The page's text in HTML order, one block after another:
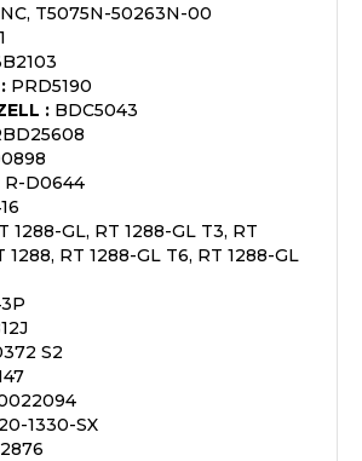
T5075N-50263N-00
: PRD5190
: BDC5043
R-D0644
1288-GL, RT 1288-GL T3, RT
1288, RT 1288-GL T6, RT 1288-GL
S2
1330-SX